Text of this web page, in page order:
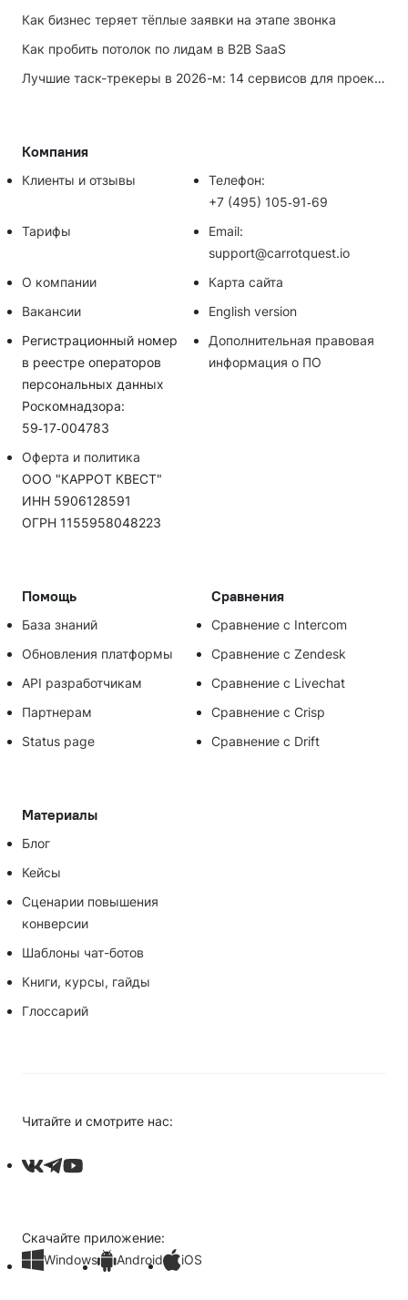
Помощь
База знаний
Обновления платформы
API разработчикам
Партнерам
Status page
Как бизнес теряет тёплые заявки на этапе звонка
Как пробить потолок по лидам в B2B SaaS
Лучшие таск-трекеры в 2026-м: 14 сервисов для проектов и личных задач
Сравнения
Сравнение с Intercom
Сравнение с Zendesk
Сравнение с Livechat
Сравнение с Crisp
Сравнение с Drift
Материалы
Блог
Кейсы
Сценарии повышения
конверсии
Шаблоны чат-ботов
Книги, курсы, гайды
Глоссарий
Компания
Клиенты и отзывы
Телефон:
+7 (495) 105‑91‑69
Тарифы
Email:
support@carrotquest.io
О компании
Карта сайта
Вакансии
English version
Регистрационный номер
в реестре операторов
персональных данных
Роскомнадзора:
59‑17‑004783
Дополнительная правовая
информация о ПО
Оферта и политика
ООО "КАРРОТ КВЕСТ"
ИНН 5906128591
ОГРН 1155958048223
Читайте и смотрите нас:
Скачайте приложение:
Windows
Android iOS